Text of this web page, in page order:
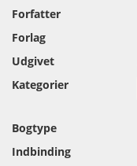
Forfatter
Forlag
Udgivet
Kategorier
Bogtype
Indbinding